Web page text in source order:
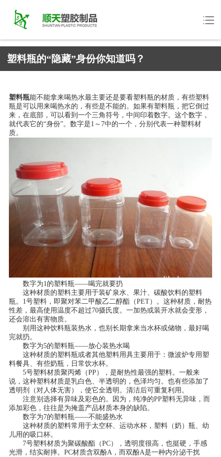
塑料瓶的“隐藏”身份你知道吗？
塑料瓶能不能拿来喝热水最主要还是要看塑料瓶的材质，有些塑料
瓶是可以用来喝热水的，有些是不能的。如果有塑料瓶，把它倒过
来，在底部，可以看到一个三角符号，中间印着数字。这个数字，
就代表它的“身份”。数字是1～7中的一个，分别代表一种塑料材
质。
数字为1的塑料瓶——喝完就要扔
这种材质的塑料主要用于装矿泉水、果汁、碳酸饮料的塑料
瓶。1号塑料，即聚对苯二甲酸乙二醇酯（PET）。这种材质，耐热
性差，最高使用温度不超过70摄氏度。一加热或装开水就会变形，
还会溶出有害物质。
别用这种饮料瓶装热水，也别长期拿来当水杯或储物，最好喝
完就扔。
数字为5的塑料瓶——放心装热水喝
这种材质的塑料瓶或者其他塑料用具主要用于：微波炉专用塑
料餐具、有些奶瓶，日常饮水杯。
5号塑料材质聚丙烯（PP），是耐热性最强的塑料。一般来
说，这种塑料材质是乳白色、半透明的，色泽均匀。也有些添加了
透明剂（对人体无害），使它全透明。清洁后可重复利用。
注意别选择有异味及彩色的。因为，纯净的PP塑料无异味，而
添加彩色，往往是为掩盖产品材质本身的缺陷。
数字为7的塑料瓶——不能盛热水
这种材质的塑料常用于太空杯、运动水杯，塑料（奶）瓶、幼
儿用的吸口杯。
7号塑料材质为聚碳酸酯（PC），透明度很高，也挺硬，手感
光滑，结实耐摔。PC材质含双酚A，而双酚A是一种内分泌干扰